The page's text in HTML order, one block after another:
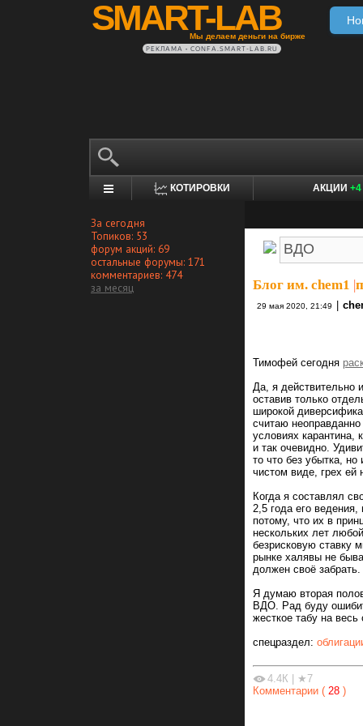
SMART-LAB
Мы делаем деньги на бирже
РЕКЛАМА • CONFA.SMART-LAB.RU
КОТИРОВКИ АКЦИИ +4
За сегодня
Топиков: 53
форум акций: 69
остальные форумы: 171
комментариев: 474
за месяц
Блог им. chem1
29 мая 2020, 21:49
Тимофей сегодня
Да, я действительно
оставив только
широкой
считаю
условиях карантина,
и так очевидно.
то что без убытка,
чистом виде, грех ей
Когда я составлял
2,5 года его
потому, что их в
нескольких лет
безрисковую ставку
рынке халявы не
должен своё забрать.
Я думаю вторая
ВДО. Рад буду
жесткое табу на весь
спецраздел:
4.4К | ★7
Комментарии ( 28 )